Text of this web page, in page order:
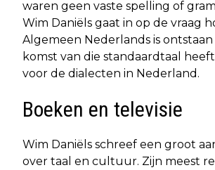
waren geen vaste spelling of
Wim Daniëls gaat in op de vraag
Algemeen Nederlands is
komst van die standaardtaal
voor de dialecten in Nederland.
Boeken en televisie
Wim Daniëls schreef een groot
over taal en cultuur. Zijn meest